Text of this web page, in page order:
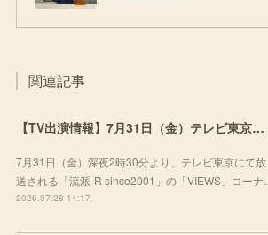
関連記事
【TV出演情報】7月31日（金）テレビ東京「流派-R since2001」
7月31日（金）深夜2時30分より、テレビ東京にて放
送される「流派-R since2001」の「VIEWS」コーナ…
2026.07.28 14:17